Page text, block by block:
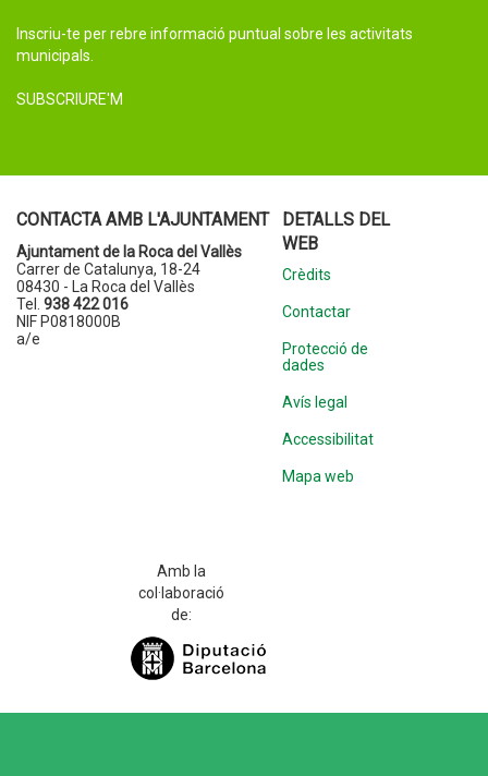
Inscriu-te per rebre informació puntual sobre les activitats
municipals.
SUBSCRIURE'M
CONTACTA AMB L'AJUNTAMENT
Ajuntament de la Roca del Vallès
Carrer de Catalunya, 18-24
08430 - La Roca del Vallès
Tel. 938 422 016
NIF P0818000B
a/e
DETALLS DEL
WEB
Crèdits
Contactar
Protecció de
dades
Avís legal
Accessibilitat
Mapa web
Amb la
col·laboració
de: